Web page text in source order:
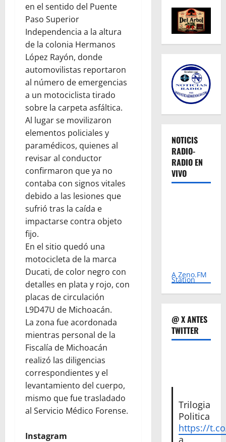
en el sentido del Puente
Paso Superior
Independencia a la altura
de la colonia Hermanos
López Rayón, donde
automovilistas reportaron
al número de emergencias
a un motociclista tirado
sobre la carpeta asfáltica.
Al lugar se movilizaron
elementos policiales y
paramédicos, quienes al
revisar al conductor
confirmaron que ya no
contaba con signos vitales
debido a las lesiones que
sufrió tras la caída e
impactarse contra objeto
fijo.
En el sitio quedó una
motocicleta de la marca
Ducati, de color negro con
detalles en plata y rojo, con
placas de circulación
L9D47U de Michoacán.
La zona fue acordonada
mientras personal de la
Fiscalía de Michoacán
realizó las diligencias
correspondientes y el
levantamiento del cuerpo,
mismo que fue trasladado
al Servicio Médico Forense.
Instagram
NOTICIS
RADIO-
RADIO EN
VIVO
A Zeno.FM
Station
@ X ANTES
TWITTER
Trilogia
Politica
https://